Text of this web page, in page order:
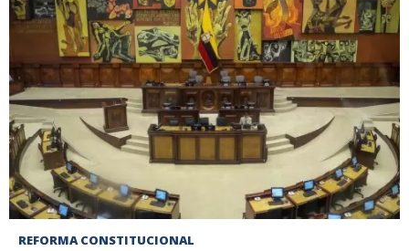
REFORMA CONSTITUCIONAL